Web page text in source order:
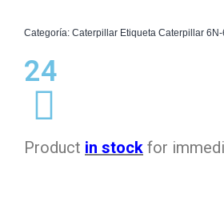
Categoría: Caterpillar Etiqueta Caterpillar
24
Product in stock for